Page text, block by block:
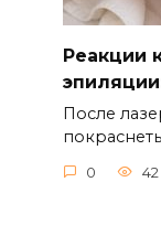
Реакции
После
0 42